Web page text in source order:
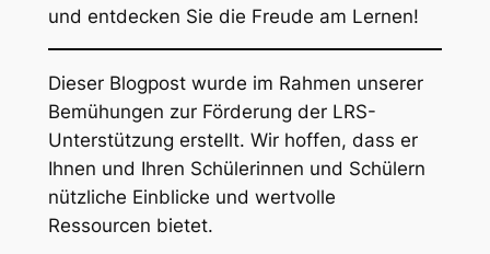
und entdecken Sie die Freude am Lernen!
Dieser Blogpost wurde im Rahmen unserer
Bemühungen zur Förderung der LRS-
Unterstützung erstellt. Wir hoffen, dass er
Ihnen und Ihren Schülerinnen und Schülern
nützliche Einblicke und wertvolle
Ressourcen bietet.